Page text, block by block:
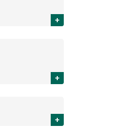
+
+
+